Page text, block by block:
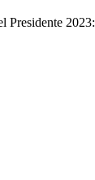
Presidente 2023: